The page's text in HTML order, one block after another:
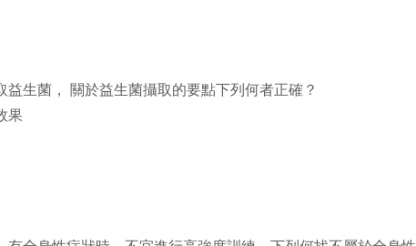
生菌， 關於益生菌攝取的要點下列何者正確？
果